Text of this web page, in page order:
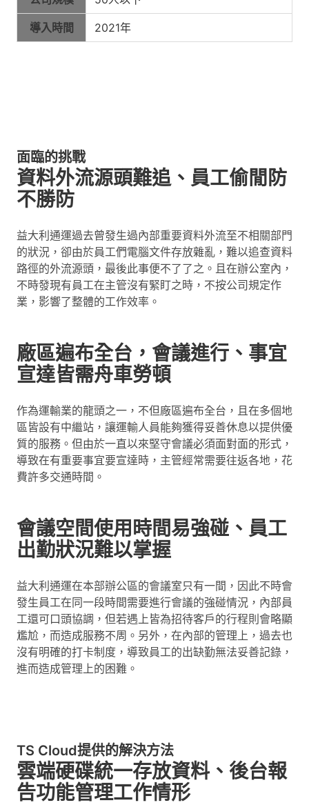
導入時間 2021年
面臨的挑戰
資料外流源頭難追、員工偷閒防
不勝防
益大利通運過去曾發生過內部重要資料外流至不相關部門
的狀況，卻由於員工們電腦文件存放雜亂，難以追查資料
路徑的外流源頭，最後此事便不了了之。且在辦公室內，
不時發現有員工在主管沒有緊盯之時，不按公司規定作
業，影響了整體的工作效率。
廠區遍布全台，會議進行、事宜
宣達皆需舟車勞頓
作為運輸業的龍頭之一，不但廠區遍布全台，且在多個地
區皆設有中繼站，讓運輸人員能夠獲得妥善休息以提供優
質的服務。但由於一直以來堅守會議必須面對面的形式，
導致在有重要事宜要宣達時，主管經常需要往返各地，花
費許多交通時間。
會議空間使用時間易強碰、員工
出勤狀況難以掌握
益大利通運在本部辦公區的會議室只有一間，因此不時會
發生員工在同一段時間需要進行會議的強碰情況，內部員
工還可口頭協調，但若遇上皆為招待客戶的行程則會略顯
尷尬，而造成服務不周。另外，在內部的管理上，過去也
沒有明確的打卡制度，導致員工的出缺勤無法妥善記錄，
進而造成管理上的困難。
TS Cloud提供的解決方法
雲端硬碟統一存放資料、後台報
告功能管理工作情形